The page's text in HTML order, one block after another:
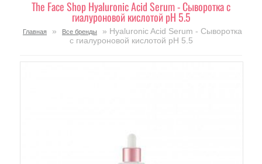
The Face Shop Hyaluronic Acid Serum - Сыворотка с
гиалуроновой кислотой pH 5.5
Главная » Все бренды
» Hyaluronic Acid Serum - Сыворотка
с гиалуроновой кислотой pH 5.5